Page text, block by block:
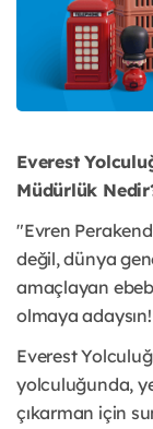
Everest
Müdürlük
"Evren
değil, dünya
amaçlayan
olmaya adaysın!
Everest
yolculuğunda,
çıkarman için